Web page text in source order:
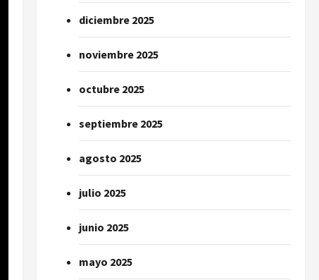
diciembre 2025
noviembre 2025
octubre 2025
septiembre 2025
agosto 2025
julio 2025
junio 2025
mayo 2025